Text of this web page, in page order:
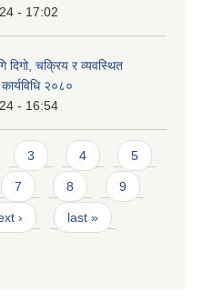
- 17:02
दिगो, चक्रिय र व्यवस्थित
२०८०
- 16:54
3 4 5
7 8 9
› last »